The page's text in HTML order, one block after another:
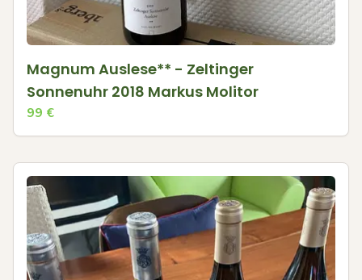
Magnum Auslese** - Zeltinger
Sonnenuhr 2018 Markus Molitor
99 €